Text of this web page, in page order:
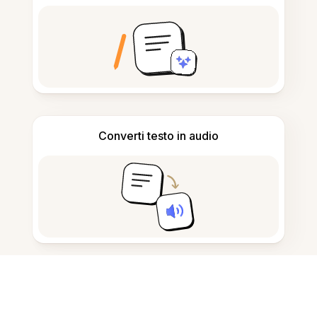
Converti testo in audio